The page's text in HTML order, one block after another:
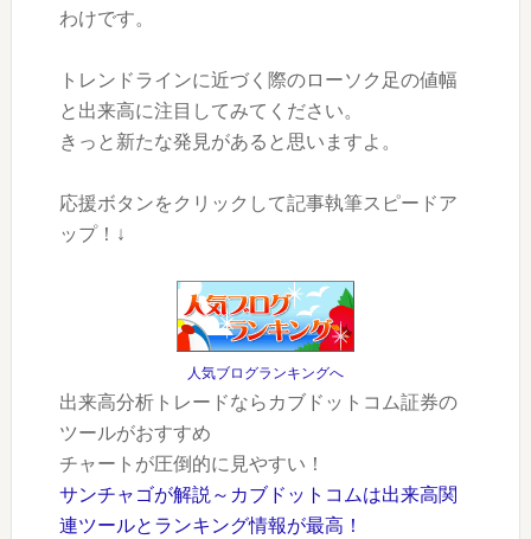
わけです。
トレンドラインに近づく際のローソク足の値幅
と出来高に注目してみてください。
きっと新たな発見があると思いますよ。
応援ボタンをクリックして記事執筆スピードア
ップ！↓
人気ブログランキングへ
出来高分析トレードならカブドットコム証券の
ツールがおすすめ
チャートが圧倒的に見やすい！
サンチャゴが解説～カブドットコムは出来高関
連ツールとランキング情報が最高！